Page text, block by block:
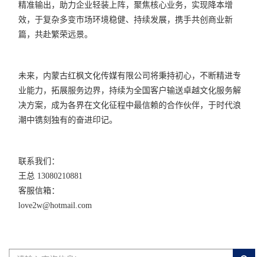
精准输出，助力企业轻装上阵，聚焦核心业务，实现降本增
效，于复杂多变市场环境稳健、持续发展，携手共创商业新
篇，共赴繁荣远景。
未来，内蒙古红枫文化传媒有限公司将秉持初心，不断精进专
业能力，拓展服务边界，持续为全国客户输送卓越文化服务解
决方案，成为各界在文化征程中最信赖的合作伙伴，于时代浪
潮中镌刻独有的奋进印记。
联系我们：
王总 13080210881
客服信箱：
love2w@hotmail.com